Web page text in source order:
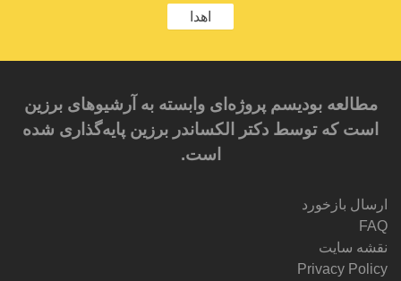
اهدا
مطالعه بودیسم پروژه‌ای وابسته به آرشیوهای برزین
است که توسط دکتر الکساندر برزین پایه‌گذاری شده
است.
ارسال بازخورد
FAQ
نقشه سایت
Privacy Policy